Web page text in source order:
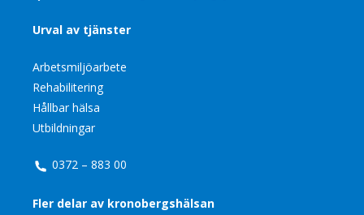
Urval av tjänster
Arbetsmiljöarbete
Rehabilitering
Hållbar hälsa
Utbildningar
0372 – 883 00
Fler delar av kronobergshälsan